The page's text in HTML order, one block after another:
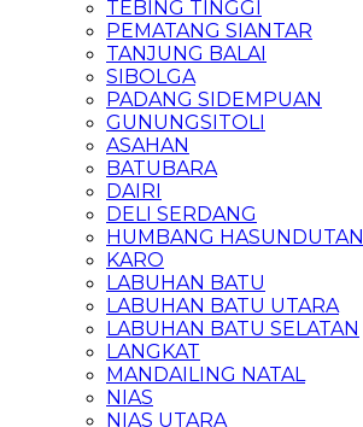
TEBING TINGGI
PEMATANG SIANTAR
TANJUNG BALAI
SIBOLGA
PADANG SIDEMPUAN
GUNUNGSITOLI
ASAHAN
BATUBARA
DAIRI
DELI SERDANG
HUMBANG HASUNDUTAN
KARO
LABUHAN BATU
LABUHAN BATU UTARA
LABUHAN BATU SELATAN
LANGKAT
MANDAILING NATAL
NIAS
NIAS UTARA